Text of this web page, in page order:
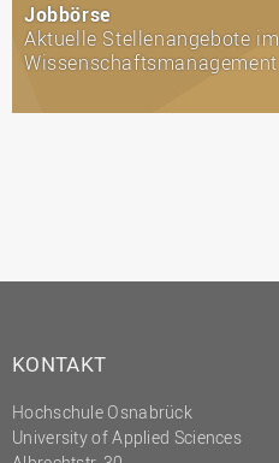
Jobbörse
Aktuelle Stellenangebote im
Wissenschaftsmanagement
KONTAKT
Hochschule Osnabrück
University of Applied Sciences